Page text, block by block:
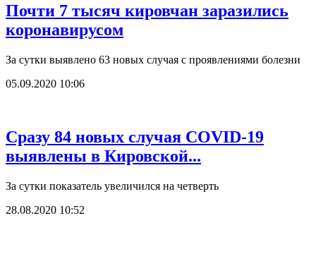
Почти 7 тысяч кировчан заразились
коронавирусом
За сутки выявлено 63 новых случая с проявлениями болезни
05.09.2020 10:06
Сразу 84 новых случая COVID-19
выявлены в Кировской...
За сутки показатель увеличился на четверть
28.08.2020 10:52